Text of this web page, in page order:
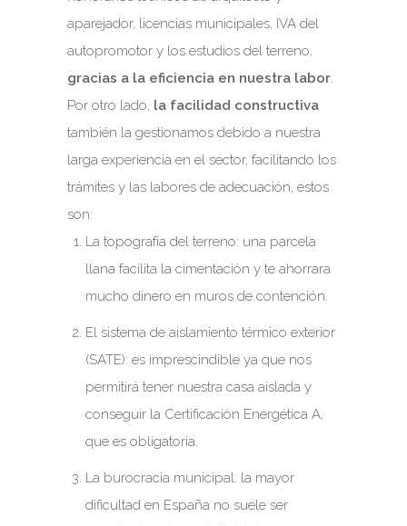
aparejador, licencias municipales, IVA del
autopromotor y los estudios del terreno,
gracias a la eficiencia en nuestra labor.
Por otro lado, la facilidad constructiva
también la gestionamos debido a nuestra
larga experiencia en el sector, facilitando los
trámites y las labores de adecuación, estos
son:
La topografía del terreno: una parcela
llana facilita la cimentación y te ahorrara
mucho dinero en muros de contención.
El sistema de aislamiento térmico exterior
(SATE): es imprescindible ya que nos
permitirá tener nuestra casa aislada y
conseguir la Certificación Energética A,
que es obligatoria.
La burocracia municipal: la mayor
dificultad en España no suele ser